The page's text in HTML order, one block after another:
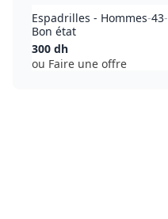
Espadrilles - Hommes-43-
Bon état
300 dh
ou Faire une offre